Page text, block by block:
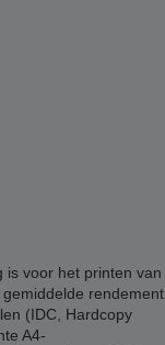
is voor het printen van
gemiddelde rendement
(IDC, Hardcopy
A4-